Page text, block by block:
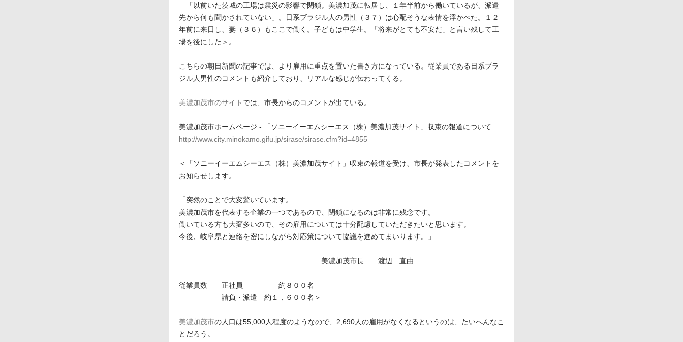
「以前いた茨城の工場は震災の影響で閉鎖。美濃加茂に転居し、１年半前から働いているが、派遣
先から何も聞かされていない」。日系ブラジル人の男性（３７）は心配そうな表情を浮かべた。１２
年前に来日し、妻（３６）もここで働く。子どもは中学生。「将来がとても不安だ」と言い残して工
場を後にした＞。
こちらの朝日新聞の記事では、より雇用に重点を置いた書き方になっている。従業員である日系ブラ
ジル人男性のコメントも紹介しており、リアルな感じが伝わってくる。
美濃加茂市のサイト では、市長からのコメントが出ている。
美濃加茂市ホームページ - 「ソニーイーエムシーエス（株）美濃加茂サイト」収束の報道について
http://www.city.minokamo.gifu.jp/sirase/sirase.cfm?id=4855
＜「ソニーイーエムシーエス（株）美濃加茂サイト」収束の報道を受け、市長が発表したコメントを
お知らせします。
「突然のことで大変驚いています。
美濃加茂市を代表する企業の一つであるので、閉鎖になるのは非常に残念です。
働いている方も大変多いので、その雇用については十分配慮していただきたいと思います。
今後、岐阜県と連絡を密にしながら対応策について協議を進めてまいります。」
美濃加茂市長 渡辺 直由
従業員数 正社員 約８００名
請負・派遣 約１，６００名＞
美濃加茂市の人口は55,000人程度のようなので、2,690人の雇用がなくなるというのは、たいへんなこ
とだろう。